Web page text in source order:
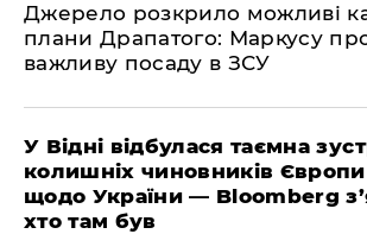
​Джерело розкрило можливі
плани Драпатого: Маркусу
важливу посаду в ЗСУ
​У Відні відбулася таємна
колишніх чиновників Європи
щодо України — Bloomberg
хто там був